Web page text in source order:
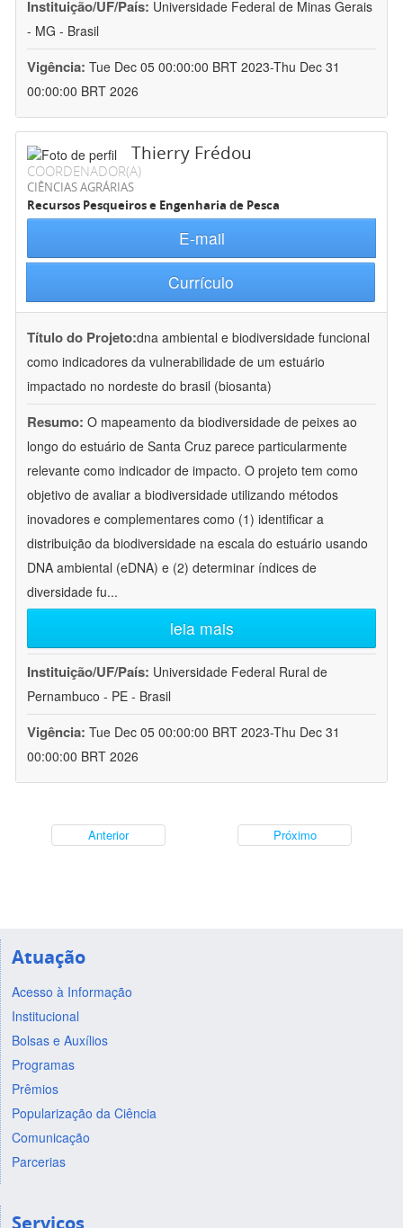
Instituição/UF/País: Universidade Federal de Minas Gerais
- MG - Brasil
Vigência: Tue Dec 05 00:00:00 BRT 2023-Thu Dec 31
00:00:00 BRT 2026
Thierry Frédou
COORDENADOR(A)
CIÊNCIAS AGRÁRIAS
Recursos Pesqueiros e Engenharia de Pesca
E-mail
Currículo
Título do Projeto:dna ambiental e biodiversidade funcional
como indicadores da vulnerabilidade de um estuário
impactado no nordeste do brasil (biosanta)
Resumo: O mapeamento da biodiversidade de peixes ao
longo do estuário de Santa Cruz parece particularmente
relevante como indicador de impacto. O projeto tem como
objetivo de avaliar a biodiversidade utilizando métodos
inovadores e complementares como (1) identificar a
distribuição da biodiversidade na escala do estuário usando
DNA ambiental (eDNA) e (2) determinar índices de
diversidade fu...
leia mais
Instituição/UF/País: Universidade Federal Rural de
Pernambuco - PE - Brasil
Vigência: Tue Dec 05 00:00:00 BRT 2023-Thu Dec 31
00:00:00 BRT 2026
Anterior Próximo
Atuação
Acesso à Informação
Institucional
Bolsas e Auxílios
Programas
Prêmios
Popularização da Ciência
Comunicação
Parcerias
Serviços